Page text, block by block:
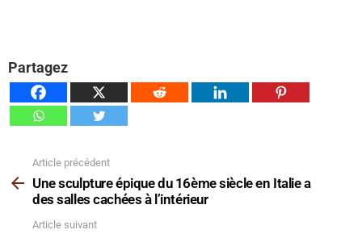
Partagez
plus
Article précédent
Une sculpture épique du 16ème siècle en Italie a
des salles cachées à l’intérieur
Article suivant